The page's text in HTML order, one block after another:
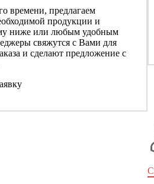
времени, предлагаем
продукции и
ниже или любым удобным
свяжутся с Вами для
и сделают предложение с